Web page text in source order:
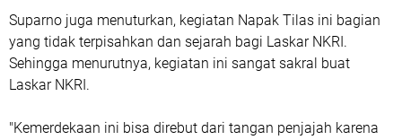
Suparno juga menuturkan, kegiatan Napak Tilas ini bagian
yang tidak terpisahkan dan sejarah bagi Laskar NKRI.
Sehingga menurutnya, kegiatan ini sangat sakral buat
Laskar NKRI.
"Kemerdekaan ini bisa direbut dari tangan penjajah karena